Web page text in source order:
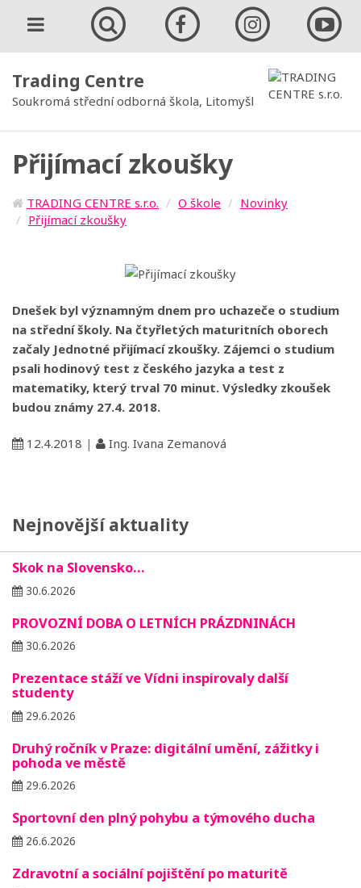
Trading Centre
Soukromá střední odborná škola, Litomyšl
Přijímací zkoušky
TRADING CENTRE s.r.o. O škole
Novinky
Přijímací zkoušky
Dnešek byl významným dnem pro uchazeče o studium
na střední školy. Na čtyřletých maturitních oborech
začaly Jednotné přijímací zkoušky. Zájemci o studium
psali hodinový test z českého jazyka a test z
matematiky, který trval 70 minut. Výsledky zkoušek
budou známy 27.4. 2018.
12.4.2018 | Ing. Ivana Zemanová
Nejnovější aktuality
Skok na Slovensko…
30.6.2026
PROVOZNÍ DOBA O LETNÍCH PRÁZDNINÁCH
30.6.2026
Prezentace stáží ve Vídni inspirovaly další
studenty
29.6.2026
Druhý ročník v Praze: digitální umění, zážitky i
pohoda ve městě
29.6.2026
Sportovní den plný pohybu a týmového ducha
26.6.2026
Zdravotní a sociální pojištění po maturitě